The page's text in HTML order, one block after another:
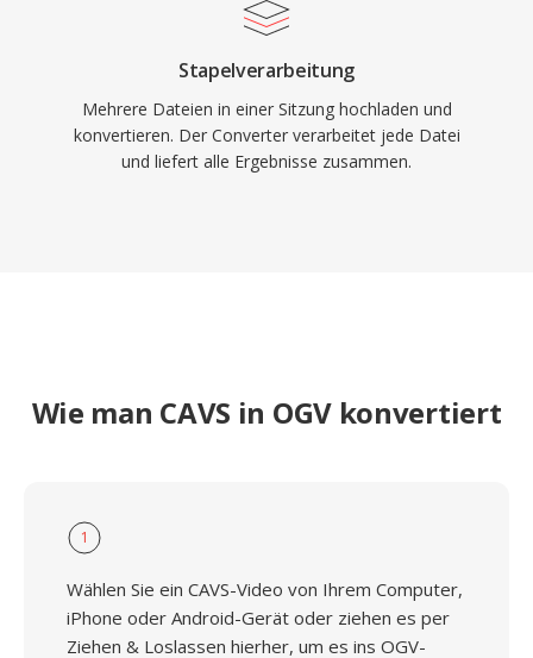
Stapelverarbeitung
Mehrere Dateien in einer Sitzung hochladen und
konvertieren. Der Converter verarbeitet jede Datei
und liefert alle Ergebnisse zusammen.
Wie man CAVS in OGV konvertiert
1
Wählen Sie ein CAVS-Video von Ihrem Computer,
iPhone oder Android-Gerät oder ziehen es per
Ziehen & Loslassen hierher, um es ins OGV-